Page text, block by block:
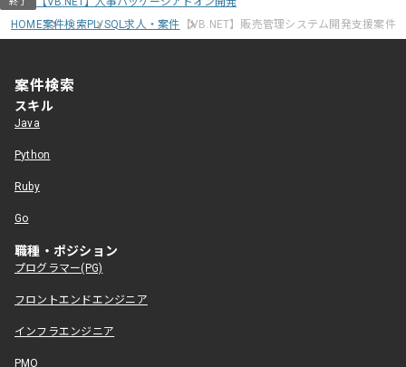
HOME案件検索PL/SQL求人・案件 【VB.NET】販売管理システム開発支援案件
案件検索
スキル
Java
Python
Ruby
Go
職種・ポジション
プログラマー(PG)
フロントエンドエンジニア
インフラエンジニア
PMO